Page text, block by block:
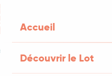
Accueil
Découvrir le Lot
manœuvre - MJC Cahors